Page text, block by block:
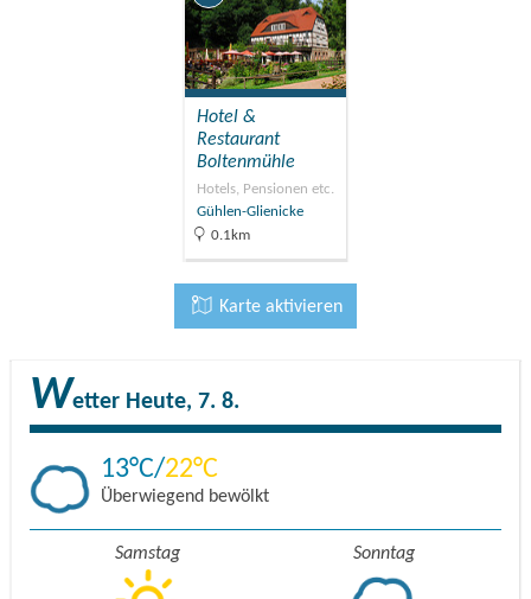
Hotel &
Restaurant
Boltenmühle
Hotels, Pensionen etc.
Gühlen-Glienicke
0.1km
Karte aktivieren
Wetter Heute, 7. 8.
13 22
Überwiegend bewölkt
Samstag Sonntag